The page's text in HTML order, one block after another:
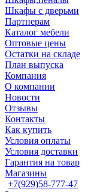
Шкафы с дверьми
Партнерам
Каталог мебели
Оптовые цены
Остатки на складе
План выпуска
Компания
О компании
Новости
Отзывы
Контакты
Как купить
Условия оплаты
Условия доставки
Гарантия на товар
Магазины
+7(929)58-777-47